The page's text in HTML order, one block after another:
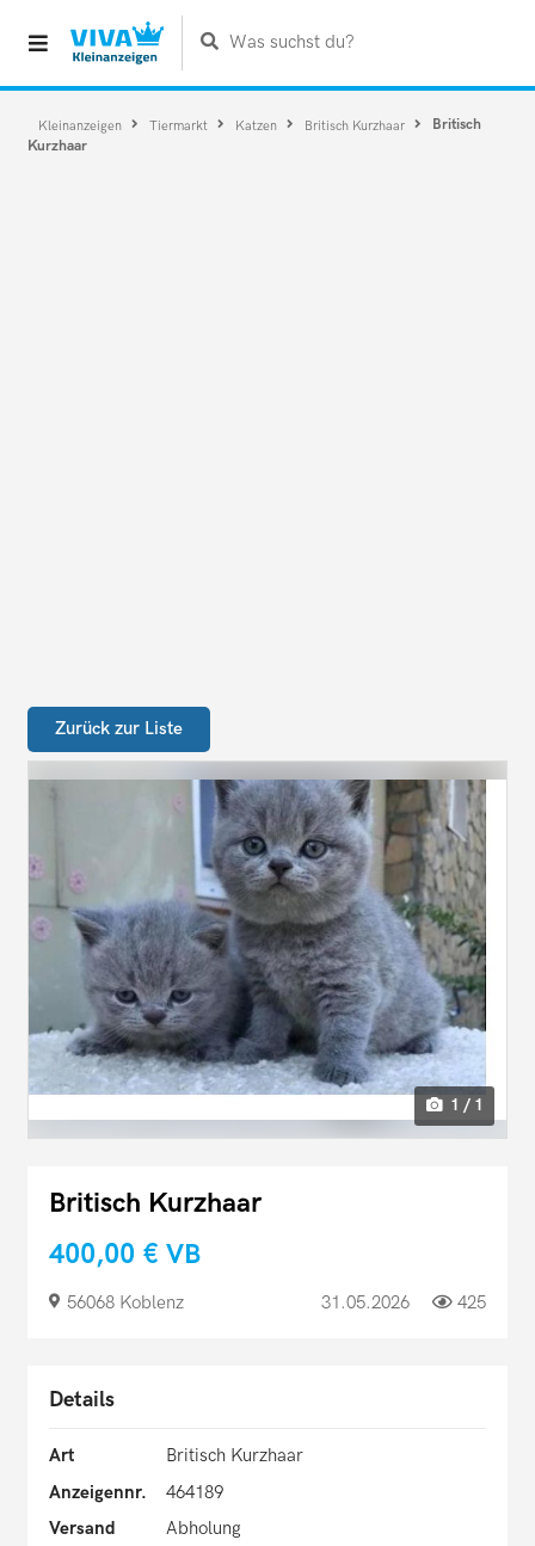
Was suchst du?
Kleinanzeigen Tiermarkt Katzen Britisch Kurzhaar
Britisch
Kurzhaar
Zurück zur Liste
1 / 1
Britisch Kurzhaar
400,00 € VB
56068 Koblenz 31.05.2026 425
Details
Art
Britisch Kurzhaar
Anzeigennr.
464189
Versand
Abholung